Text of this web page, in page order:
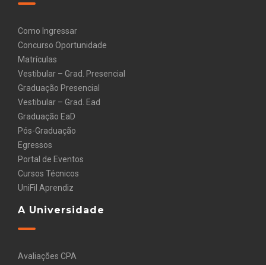
Como Ingressar
Concurso Oportunidade
Matrículas
Vestibular – Grad. Presencial
Graduação Presencial
Vestibular – Grad. Ead
Graduação EaD
Pós-Graduação
Egressos
Portal de Eventos
Cursos Técnicos
UniFil Aprendiz
A Universidade
Avaliações CPA